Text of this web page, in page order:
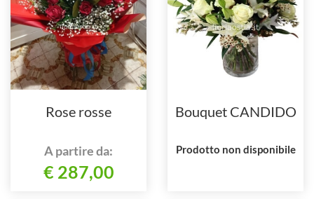
Rose rosse
A partire da:
€ 287,00
Bouquet CANDIDO
Prodotto non disponibile